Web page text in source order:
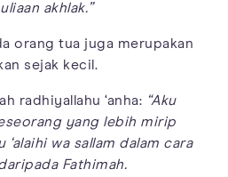
akhlak.”
orang tua juga merupakan
sejak kecil.
radhiyallahu ‘anha: “Aku
yang lebih mirip
‘alaihi wa sallam dalam cara
Fathimah.